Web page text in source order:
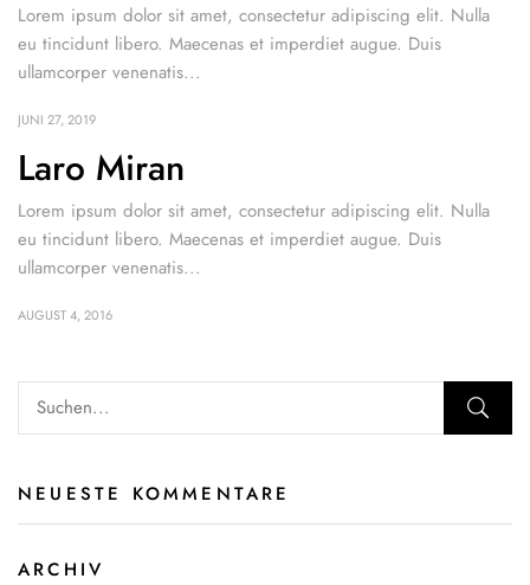
NEUESTE KOMMENTARE
ARCHIV
Lorem ipsum dolor sit amet, consectetur adipiscing elit. Nulla
eu tincidunt libero. Maecenas et imperdiet augue. Duis
ullamcorper venenatis...
JUNI 27, 2019
Laro Miran
Lorem ipsum dolor sit amet, consectetur adipiscing elit. Nulla
eu tincidunt libero. Maecenas et imperdiet augue. Duis
ullamcorper venenatis...
AUGUST 4, 2016